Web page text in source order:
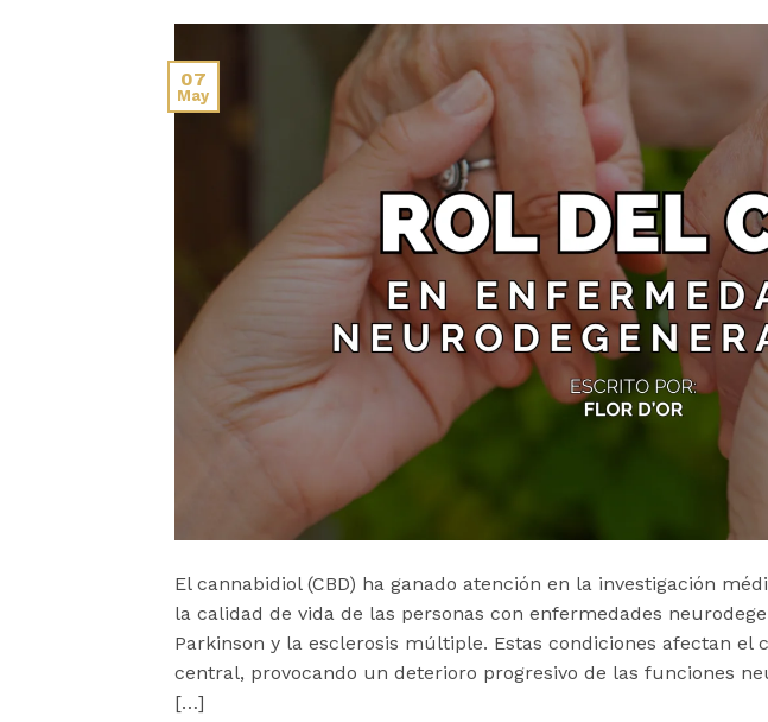
07
May
El cannabidiol (CBD) ha ganado atención en la investigación
la calidad de vida de las personas con enfermedades
Parkinson y la esclerosis múltiple. Estas condiciones afectan el
central, provocando un deterioro progresivo de las funciones
[…]